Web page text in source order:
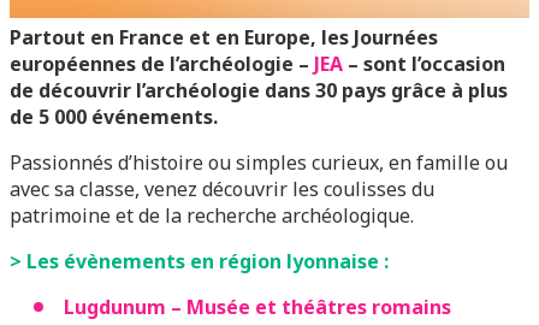
Partout en France et en Europe, les Journées
européennes de l’archéologie – JEA – sont l’occasion
de découvrir l’archéologie dans 30 pays grâce à plus
de 5 000 événements.
Passionnés d’histoire ou simples curieux, en famille ou
avec sa classe, venez découvrir les coulisses du
patrimoine et de la recherche archéologique.
> Les évènements en région lyonnaise :
Lugdunum – Musée et théâtres romains